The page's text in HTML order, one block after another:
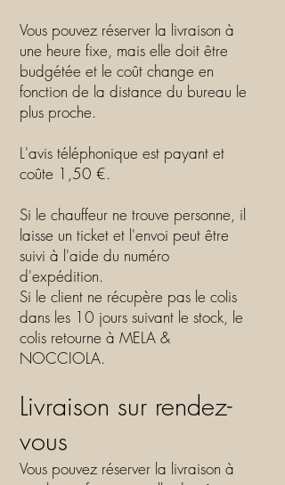
Vous pouvez réserver la livraison à
une heure fixe, mais elle doit être
budgétée et le coût change en
fonction de la distance du bureau le
plus proche.
L'avis téléphonique est payant et
coûte 1,50 €.
Si le chauffeur ne trouve personne, il
laisse un ticket et l'envoi peut être
suivi à l'aide du numéro
d'expédition.
Si le client ne récupère pas le colis
dans les 10 jours suivant le stock, le
colis retourne à MELA &
NOCCIOLA.
Livraison sur rendez-
vous
Vous pouvez réserver la livraison à